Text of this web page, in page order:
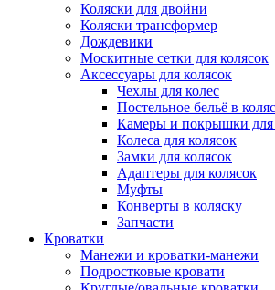
Коляски для двойни
Коляски трансформер
Дождевики
Москитные сетки для колясок
Аксессуары для колясок
Чехлы для колес
Постельное бельё в
Камеры и покрышки для
Колеса для колясок
Замки для колясок
Адаптеры для колясок
Муфты
Конверты в коляску
Запчасти
Кроватки
Манежи и кроватки-манежи
Подростковые кровати